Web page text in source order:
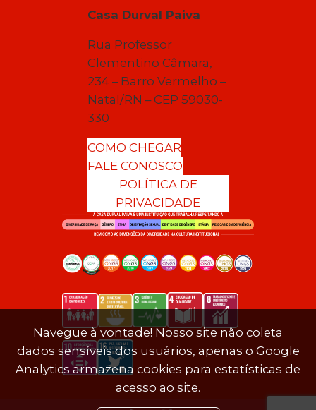
Casa Durval Paiva
Rua Professor
Clementino Câmara,
234 – Barro Vermelho –
Natal/RN – CEP 59030-
330
COMO CHEGAR
FALE CONOSCO
POLÍTICA DE
PRIVACIDADE
Navegue à vontade! Nosso site não coleta
dados sensíveis dos usuários, apenas o Google
Analytics armazena cookies para estatísticas de
acesso ao site.